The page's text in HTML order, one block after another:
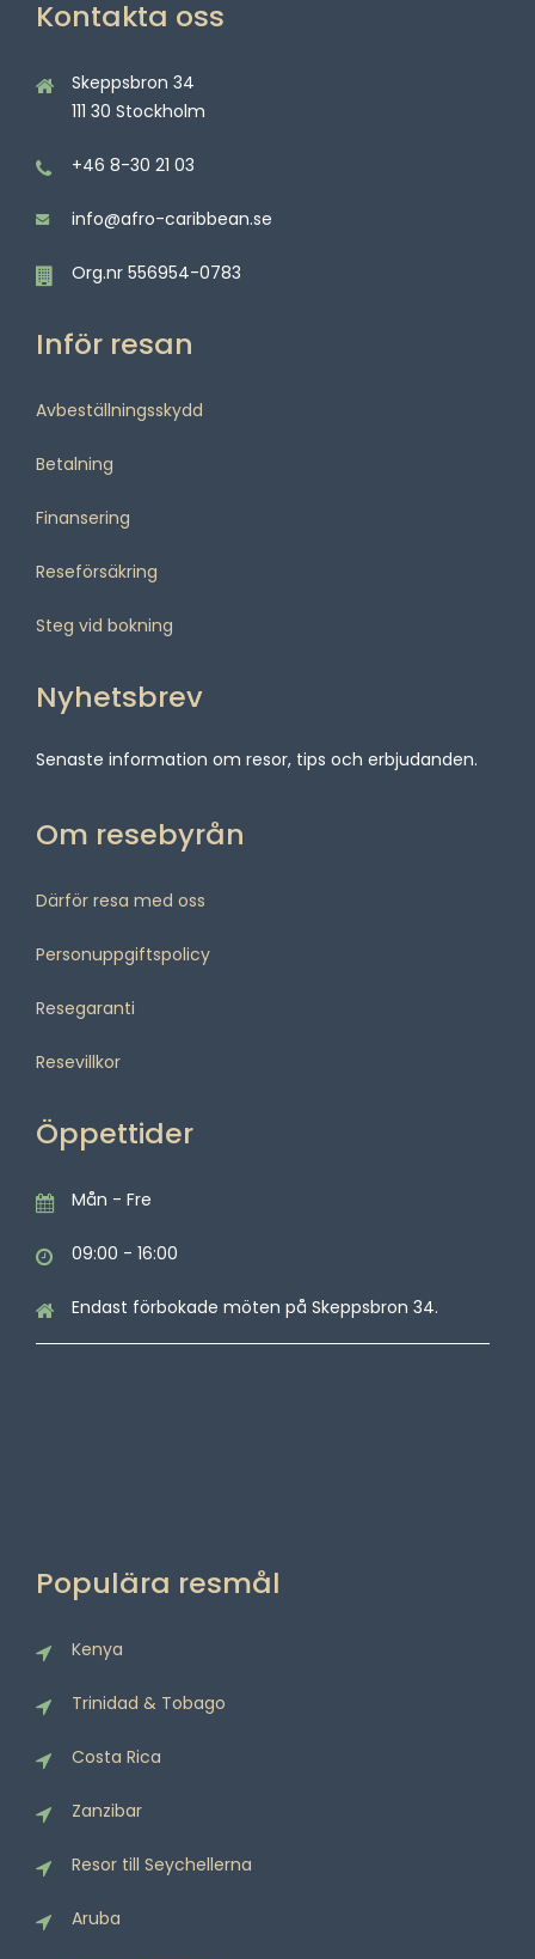
Kontakta oss
Skeppsbron 34
111 30 Stockholm
+46 8-30 21 03
info@afro-caribbean.se
Org.nr 556954-0783
Inför resan
Avbeställningsskydd
Betalning
Finansering
Reseförsäkring
Steg vid bokning
Nyhetsbrev
Senaste information om resor, tips och erbjudanden.
Om resebyrån
Därför resa med oss
Personuppgiftspolicy
Resegaranti
Resevillkor
Öppettider
Mån - Fre
09:00 - 16:00
Endast förbokade möten på Skeppsbron 34.
Populära resmål
Kenya
Trinidad & Tobago
Costa Rica
Zanzibar
Resor till Seychellerna
Aruba